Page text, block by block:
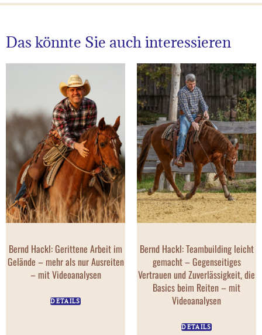
Das könnte Sie auch interessieren
Bernd Hackl: Gerittene Arbeit im
Gelände – mehr als nur Ausreiten
– mit Videoanalysen
DETAILS
Bernd Hackl: Teambuilding leicht
gemacht – Gegenseitiges
Vertrauen und Zuverlässigkeit, die
Basics beim Reiten – mit
Videoanalysen
DETAILS